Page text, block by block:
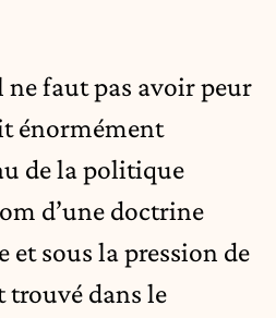
ne faut pas avoir peur
énormément
de la politique
d’une doctrine
sous la pression de
dans le